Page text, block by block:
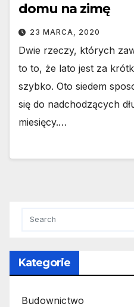
domu na zimę
23 MARCA, 2020
Dwie rzeczy, których
to to, że lato jest za
szybko. Oto siedem
się do nadchodzących
miesięcy.…
Kategorie
Budownictwo